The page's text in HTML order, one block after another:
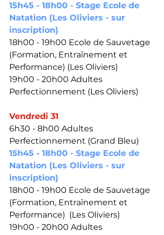
15h45 - 18h00 - Stage Ecole de
Natation (Les Oliviers - sur
inscription)
18h00 - 19h00 Ecole de Sauvetage
(Formation, Entraînement et
Performance) (Les Oliviers)
19h00 - 20h00 Adultes
Perfectionnement (Les Oliviers)
Vendredi 31
6h30 - 8h00 Adultes
Perfectionnement (Grand Bleu)
15h45 - 18h00 - Stage Ecole de
Natation (Les Oliviers - sur
inscription)
18h00 - 19h00 Ecole de Sauvetage
(Formation, Entraînement et
Performance)  (Les Oliviers)
19h00 - 20h00 Adultes